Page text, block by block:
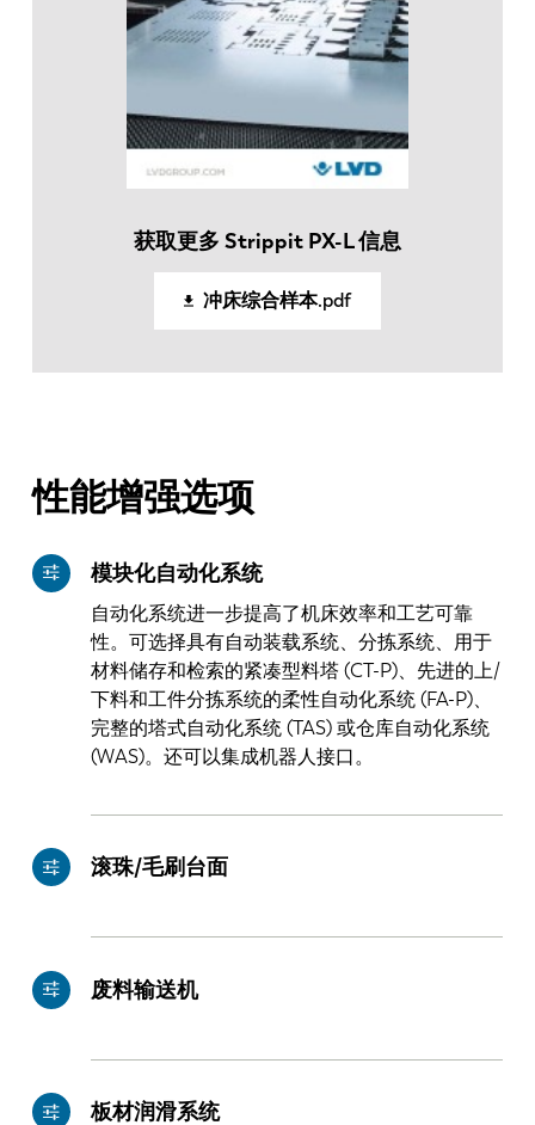
获取更多 Strippit PX-L 信息
冲床综合样本.pdf
性能增强选项
模块化自动化系统
自动化系统进一步提高了机床效率和工艺可靠
性。可选择具有自动装载系统、分拣系统、用于
材料储存和检索的紧凑型料塔 (CT-P)、先进的上/
下料和工件分拣系统的柔性自动化系统 (FA-P)、
完整的塔式自动化系统 (TAS) 或仓库自动化系统
(WAS)。还可以集成机器人接口。
滚珠/毛刷台面
废料输送机
板材润滑系统
EN-US
PT-PT
SK
CN